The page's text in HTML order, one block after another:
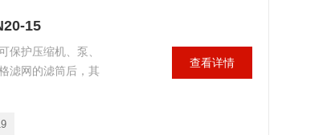
15
保护压缩机、泵、
滤网的滤筒后，其
查看详情